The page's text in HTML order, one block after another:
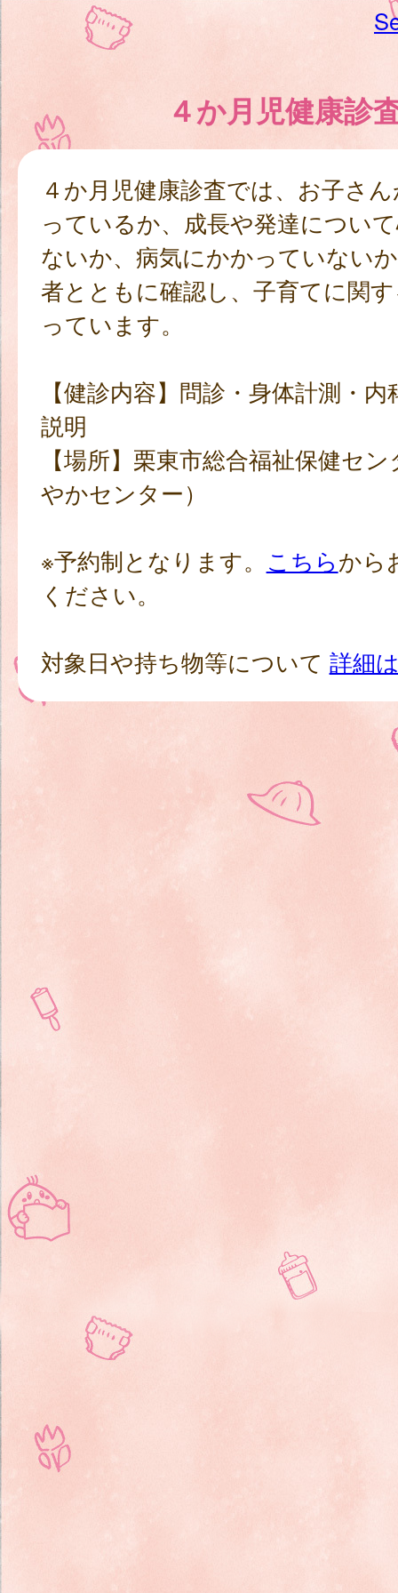
４か月児健康診
４か月児健康診査では、お子さ
っているか、成長や発達につい
ないか、病気にかかっていない
者とともに確認し、子育てに関
っています。
【健診内容】問診・身体計測・
説明
【場所】栗東市総合福祉保健セ
やかセンター）
※予約制となります。 こちらから
ください。
対象日や持ち物等について 詳細